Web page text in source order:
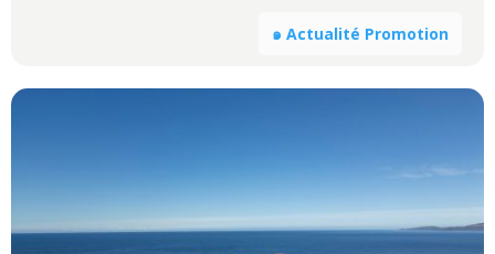
๑ Actualité Promotion